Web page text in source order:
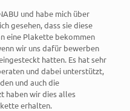
und habe mich über
gesehen, dass sie diese
eine Plakette bekommen
wir uns dafür bewerben
hatten. Es hat sehr
und dabei unterstützt,
und auch die
haben wir dies alles
erhalten.